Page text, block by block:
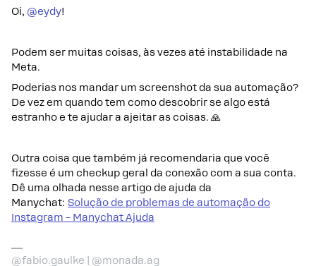
Oi, ​ @eydy!
Podem ser muitas coisas, às vezes até instabilidade na
Meta.
Poderias nos mandar um screenshot da sua automação?
De vez em quando tem como descobrir se algo está
estranho e te ajudar a ajeitar as coisas. 🙏
Outra coisa que também já recomendaria que você
fizesse é um checkup geral da conexão com a sua conta.
Dê uma olhada nesse artigo de ajuda da
Manychat: Solução de problemas de automação do
Instagram – Manychat Ajuda
@fabio.gaulke | @monada.ag